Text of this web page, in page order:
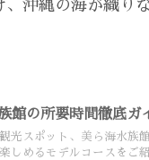
沖縄の海が織り
館の所要時間徹底ガ
光スポット、美ら海水族
しめるモデルコースをご